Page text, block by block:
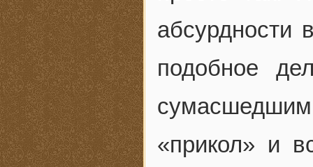
абсурдности
подобное
«прикол» и